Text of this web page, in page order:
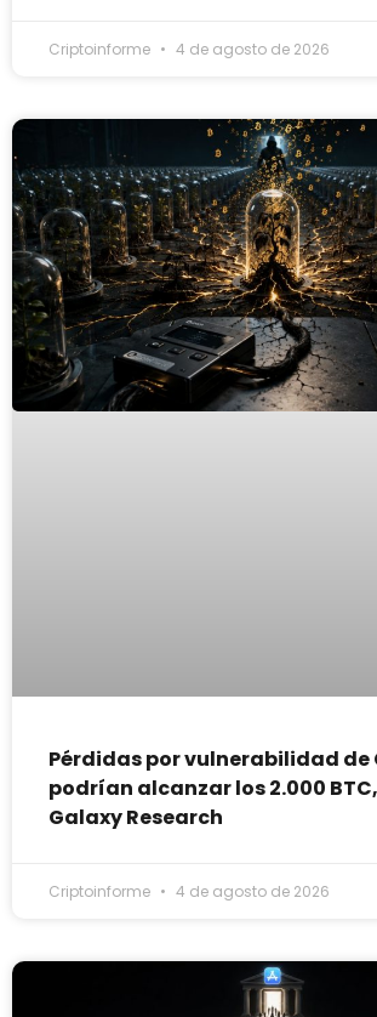
Criptoinforme 4 de agosto de 2026
Pérdidas por vulnerabilidad de
podrían alcanzar los 2.000
Galaxy Research
Criptoinforme 4 de agosto de 2026